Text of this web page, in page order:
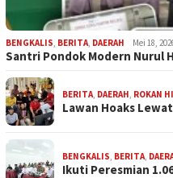
BENGKALIS BERITA DAERAH Mei 18,
Santri Pondok Modern Nurul
BERITA DAERAH ROKAN
Lawan Hoaks
BENGKALIS BERITA
Ikuti Peresmian